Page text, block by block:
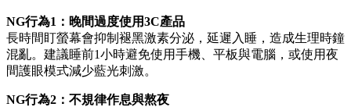
NG行為1：晚間過度使用3C產品
長時間盯螢幕會抑制褪黑激素分泌，延遲入睡，造成生理時鐘
混亂。建議睡前1小時避免使用手機、平板與電腦，或使用夜
間護眼模式減少藍光刺激。
NG行為2：不規律作息與熬夜